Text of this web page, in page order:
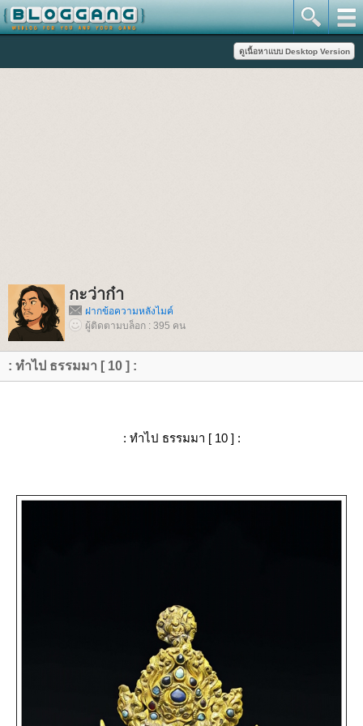
กะว่าก๋า
ฝากข้อความหลังไมค์
ผู้ติดตามบล็อก : 395 คน
: ทำไป ธรรมมา [ 10 ] :
: ทำไป ธรรมมา [ 10 ] :